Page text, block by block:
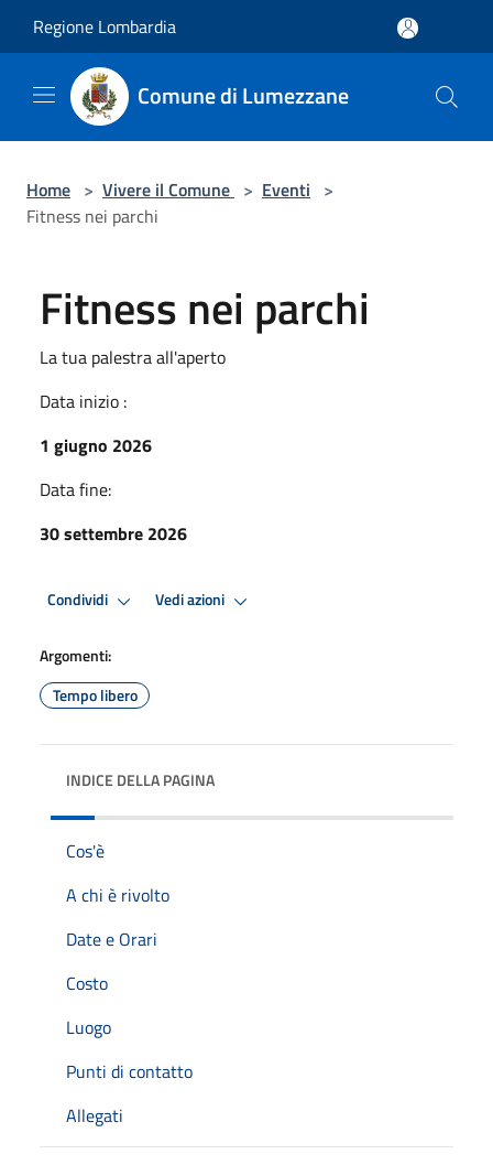
Regione Lombardia
Comune di Lumezzane
Home > Vivere il Comune > Eventi >
Fitness nei parchi
Fitness nei parchi
La tua palestra all'aperto
Data inizio :
1 giugno 2026
Data fine:
30 settembre 2026
Condividi Vedi azioni
Argomenti:
Tempo libero
INDICE DELLA PAGINA
Cos'è
A chi è rivolto
Date e Orari
Costo
Luogo
Punti di contatto
Allegati